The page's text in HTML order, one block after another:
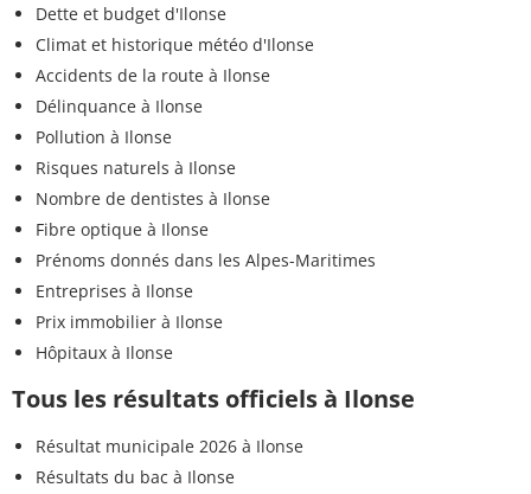
Dette et budget d'Ilonse
Climat et historique météo d'Ilonse
Accidents de la route à Ilonse
Délinquance à Ilonse
Pollution à Ilonse
Risques naturels à Ilonse
Nombre de dentistes à Ilonse
Fibre optique à Ilonse
Prénoms donnés dans les Alpes-Maritimes
Entreprises à Ilonse
Prix immobilier à Ilonse
Hôpitaux à Ilonse
Tous les résultats officiels à Ilonse
Résultat municipale 2026 à Ilonse
Résultats du bac à Ilonse